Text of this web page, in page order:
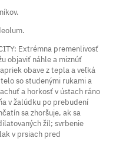
Extrémna premenlivosť
objaviť náhle a miznúť
obave z tepla a veľká
so studenými rukami a
a horkosť v ústach ráno
v žalúdku po prebudení
sa zhoršuje, ak sa
žíl; svrbenie
v prsiach pred